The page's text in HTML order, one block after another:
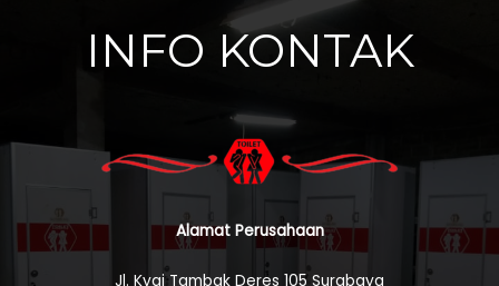
INFO KONTAK
Alamat Perusahaan
Jl. Kyai Tambak Deres 105 Surabaya